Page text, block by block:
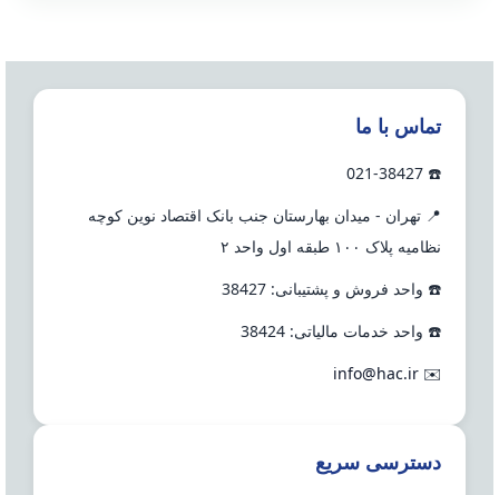
تماس با ما
☎️ 021-38427
📍 تهران - میدان بهارستان جنب بانک اقتصاد نوین کوچه
نظامیه پلاک ۱۰۰ طبقه اول واحد ۲
☎️ واحد فروش و پشتیبانی: 38427
☎️ واحد خدمات مالیاتی: 38424
✉️
info@hac.ir
دسترسی سریع